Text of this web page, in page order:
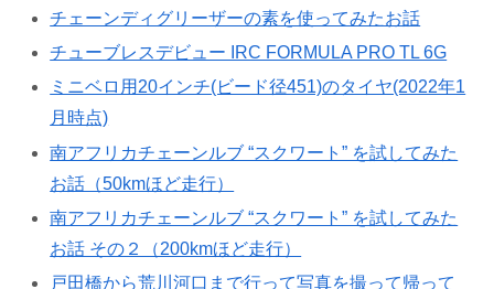
チェーンディグリーザーの素を使ってみたお話
チューブレスデビュー IRC FORMULA PRO TL 6G
ミニベロ用20インチ(ビード径451)のタイヤ(2022年1
月時点)
南アフリカチェーンルブ “スクワート” を試してみた
お話（50kmほど走行）
南アフリカチェーンルブ “スクワート” を試してみた
お話 その２（200kmほど走行）
戸田橋から荒川河口まで行って写真を撮って帰って